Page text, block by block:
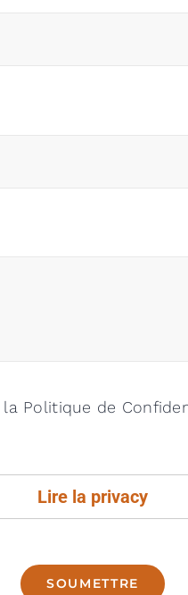
Politique de
Lire la privacy
SOUMETTRE